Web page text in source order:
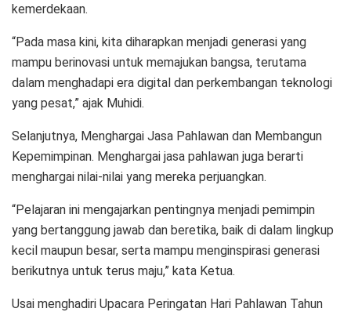
kemerdekaan.
“Pada masa kini, kita diharapkan menjadi generasi yang
mampu berinovasi untuk memajukan bangsa, terutama
dalam menghadapi era digital dan perkembangan teknologi
yang pesat,” ajak Muhidi.
Selanjutnya, Menghargai Jasa Pahlawan dan Membangun
Kepemimpinan. Menghargai jasa pahlawan juga berarti
menghargai nilai-nilai yang mereka perjuangkan.
“Pelajaran ini mengajarkan pentingnya menjadi pemimpin
yang bertanggung jawab dan beretika, baik di dalam lingkup
kecil maupun besar, serta mampu menginspirasi generasi
berikutnya untuk terus maju,” kata Ketua.
Usai menghadiri Upacara Peringatan Hari Pahlawan Tahun